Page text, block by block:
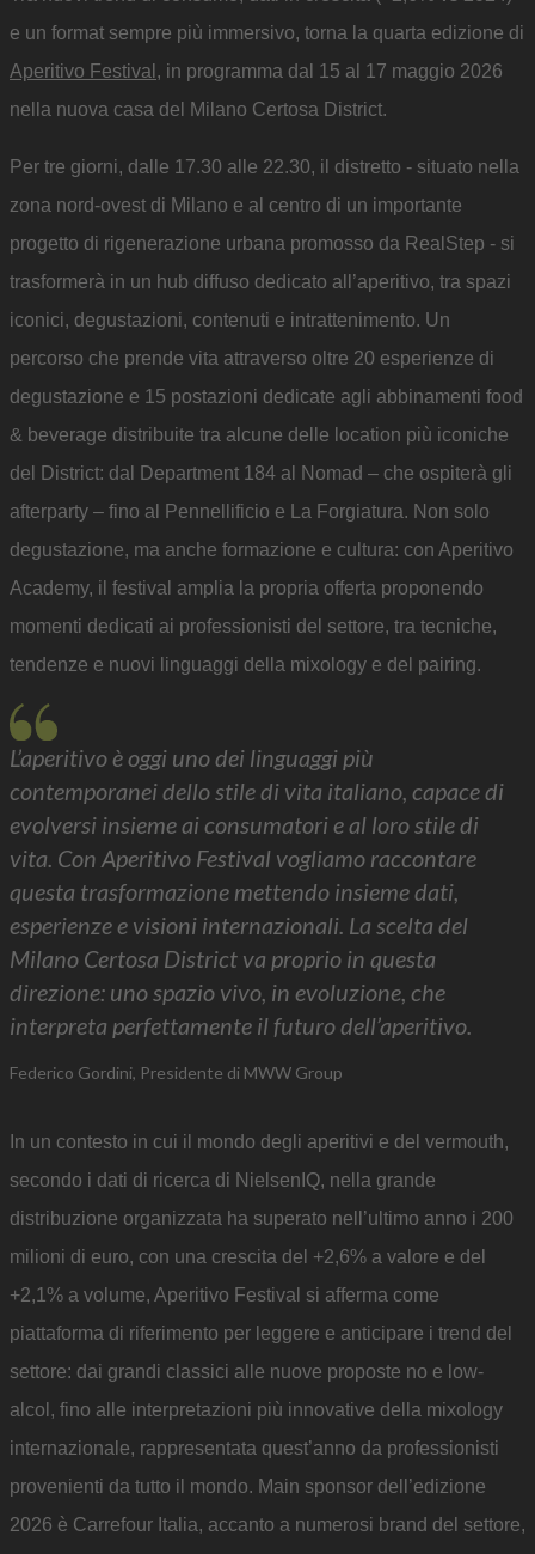
e un format sempre più immersivo, torna la quarta edizione di
Aperitivo Festival , in programma dal 15 al 17 maggio 2026
nella nuova casa del Milano Certosa District.
Per tre giorni, dalle 17.30 alle 22.30, il distretto - situato nella
zona nord-ovest di Milano e al centro di un importante
progetto di rigenerazione urbana promosso da RealStep - si
trasformerà in un hub diffuso dedicato all’aperitivo, tra spazi
iconici, degustazioni, contenuti e intrattenimento. Un
percorso che prende vita attraverso oltre 20 esperienze di
degustazione e 15 postazioni dedicate agli abbinamenti food
& beverage distribuite tra alcune delle location più iconiche
del District: dal Department 184 al Nomad – che ospiterà gli
afterparty – fino al Pennellificio e La Forgiatura. Non solo
degustazione, ma anche formazione e cultura: con Aperitivo
Academy, il festival amplia la propria offerta proponendo
momenti dedicati ai professionisti del settore, tra tecniche,
tendenze e nuovi linguaggi della mixology e del pairing.
L’aperitivo è oggi uno dei linguaggi più
contemporanei dello stile di vita italiano, capace di
evolversi insieme ai consumatori e al loro stile di
vita. Con Aperitivo Festival vogliamo raccontare
questa trasformazione mettendo insieme dati,
esperienze e visioni internazionali. La scelta del
Milano Certosa District va proprio in questa
direzione: uno spazio vivo, in evoluzione, che
interpreta perfettamente il futuro dell’aperitivo.
Federico Gordini, Presidente di MWW Group
In un contesto in cui il mondo degli aperitivi e del vermouth,
secondo i dati di ricerca di NielsenIQ, nella grande
distribuzione organizzata ha superato nell’ultimo anno i 200
milioni di euro, con una crescita del +2,6% a valore e del
+2,1% a volume, Aperitivo Festival si afferma come
piattaforma di riferimento per leggere e anticipare i trend del
settore: dai grandi classici alle nuove proposte no e low-
alcol, fino alle interpretazioni più innovative della mixology
internazionale, rappresentata quest’anno da professionisti
provenienti da tutto il mondo. Main sponsor dell’edizione
2026 è Carrefour Italia, accanto a numerosi brand del settore,